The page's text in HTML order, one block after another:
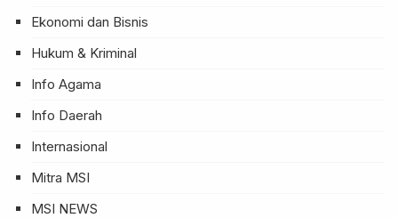
Ekonomi dan Bisnis
Hukum & Kriminal
Info Agama
Info Daerah
Internasional
Mitra MSI
MSI NEWS